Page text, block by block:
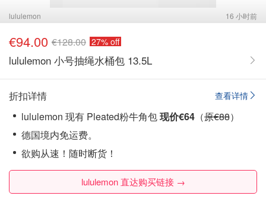
lululemon 16 小时前
€94.00 €128.00 27% off
lululemon 小号抽绳水桶包 13.5L
查看详情
折扣详情
lululemon 现有 Pleated粉牛角包现价€64 （原€88）
德国境内免运费。
欲购从速！随时断货！
lululemon 直达购买链接 →